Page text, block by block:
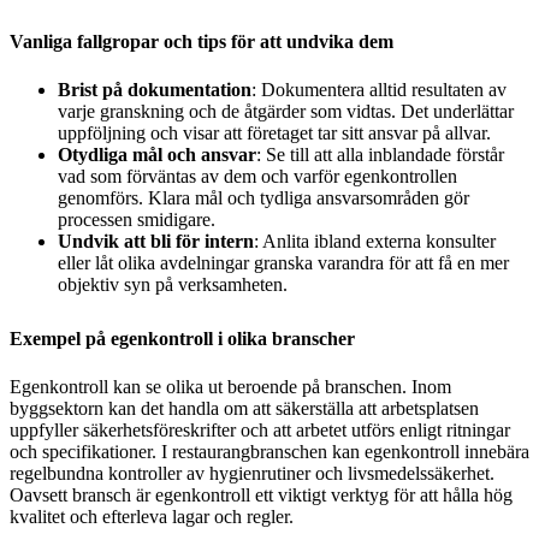
Vanliga fallgropar och tips för att undvika dem
Brist på dokumentation: Dokumentera alltid resultaten av
varje granskning och de åtgärder som vidtas. Det underlättar
uppföljning och visar att företaget tar sitt ansvar på allvar.
Otydliga mål och ansvar: Se till att alla inblandade förstår
vad som förväntas av dem och varför egenkontrollen
genomförs. Klara mål och tydliga ansvarsområden gör
processen smidigare.
Undvik att bli för intern: Anlita ibland externa konsulter
eller låt olika avdelningar granska varandra för att få en mer
objektiv syn på verksamheten.
Exempel på egenkontroll i olika branscher
Egenkontroll kan se olika ut beroende på branschen. Inom
byggsektorn kan det handla om att säkerställa att arbetsplatsen
uppfyller säkerhetsföreskrifter och att arbetet utförs enligt ritningar
och specifikationer. I restaurangbranschen kan egenkontroll innebära
regelbundna kontroller av hygienrutiner och livsmedelssäkerhet.
Oavsett bransch är egenkontroll ett viktigt verktyg för att hålla hög
kvalitet och efterleva lagar och regler.